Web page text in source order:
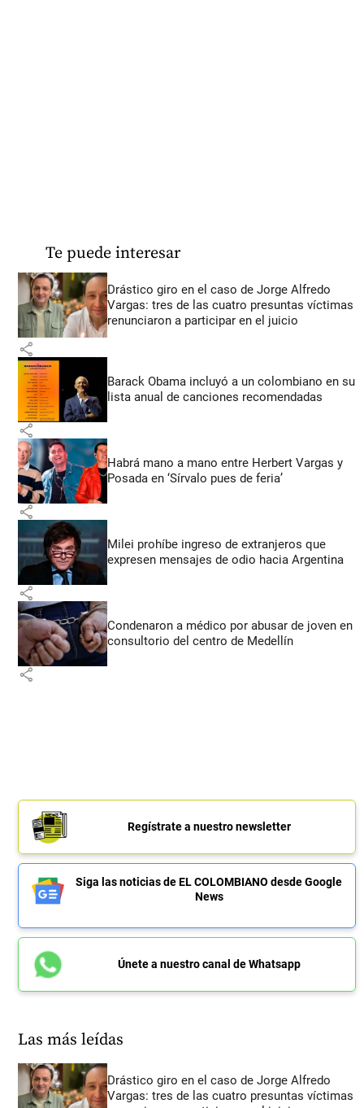
Te puede interesar
Drástico giro en el caso de Jorge Alfredo
Vargas: tres de las cuatro presuntas víctimas
renunciaron a participar en el juicio
share
Barack Obama incluyó a un colombiano en su
lista anual de canciones recomendadas
share
Habrá mano a mano entre Herbert Vargas y
Posada en ‘Sírvalo pues de feria’
share
Milei prohíbe ingreso de extranjeros que
expresen mensajes de odio hacia Argentina
share
Condenaron a médico por abusar de joven en
consultorio del centro de Medellín
share
Regístrate a nuestro newsletter
Siga las noticias de EL COLOMBIANO desde Google
News
Únete a nuestro canal de Whatsapp
Las más leídas
Drástico giro en el caso de Jorge Alfredo
Vargas: tres de las cuatro presuntas víctimas